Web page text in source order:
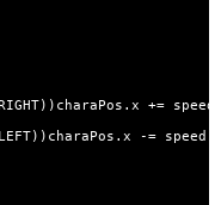
+=
-= speed;